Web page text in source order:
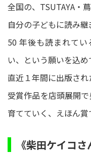
全国の、TSUTAYA・
自分の子どもに読み
50 年後も読まれてい
い、という願いを込め
直近１年間に出版され
受賞作品を店頭展開
育てていく、えほん賞
《柴田ケイコ